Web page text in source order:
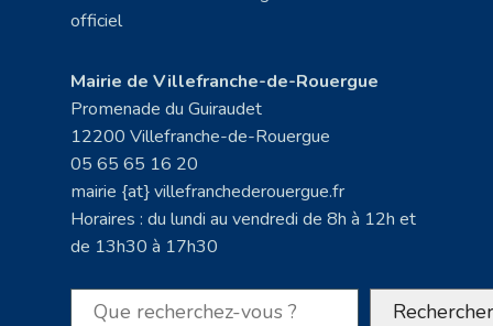
Mairie de Villefranche-de-Rouergue
Promenade du Guiraudet
12200 Villefranche-de-Rouergue
05 65 65 16 20
mairie {at} villefranchederouergue.fr
Horaires : du lundi au vendredi de 8h à 12h et
de 13h30 à 17h30
Rechercher Rechercher